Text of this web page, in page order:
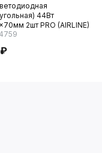
44Вт
2шт PRO (AIRLINE)